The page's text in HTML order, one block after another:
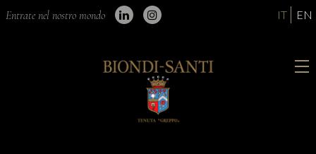
Entrate nel nostro mondo IT EN